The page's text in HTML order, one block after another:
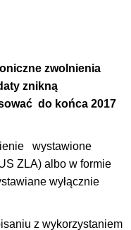
zwolnienia
znikną
do końca 2017
wystawione
ZLA) albo w formie
wyłącznie
z wykorzystaniem